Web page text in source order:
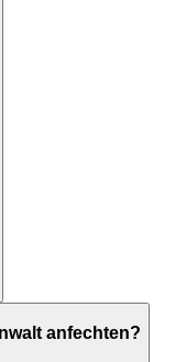
anfechten?